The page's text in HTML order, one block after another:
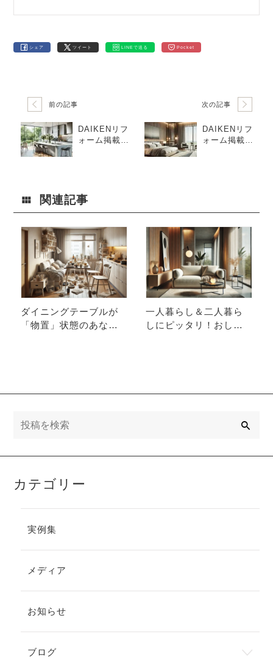
シェア ツイート LINEで送る Pocket
前の記事
DAIKENリフ
ォーム掲載～
次の記事
DAIKENリフ
ォーム掲載～
関連記事
ダイニングテーブルが
「物置」状態のあなた
一人暮らし＆二人暮ら
しにピッタリ！おしゃ
カテゴリー
実例集
メディア
お知らせ
ブログ